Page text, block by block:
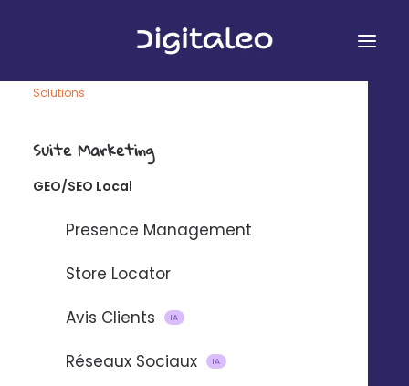
Solutions
Suite Marketing
GEO/SEO Local
Presence Management
Store Locator
Avis Clients
IA
Réseaux Sociaux IA
Connectez Digitaleo à
vos applications
favorites
Des intégrations simples pour
automatiser votre marketing.